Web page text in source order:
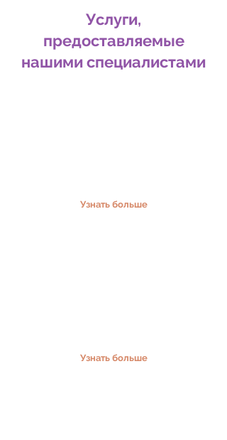
Услуги,
предоставляемые
нашими специалистами
Узнать больше
Узнать больше